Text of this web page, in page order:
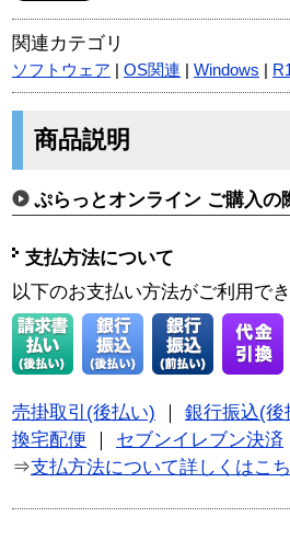
関連カテゴリ
ソフトウェア OS関連 Windows
商品説明
ぷらっとオンライン ご購入の
支払方法について
以下のお支払い方法がご利用で
売掛取引(後払い)
銀行振込(後
換宅配便
セブンイレブン決済
⇒支払方法について詳しくはこ